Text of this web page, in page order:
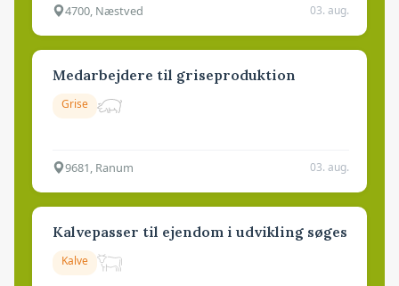
4700, Næstved 03. aug.
Medarbejdere til griseproduktion
Grise
9681, Ranum 03. aug.
Kalvepasser til ejendom i udvikling søges
Kalve